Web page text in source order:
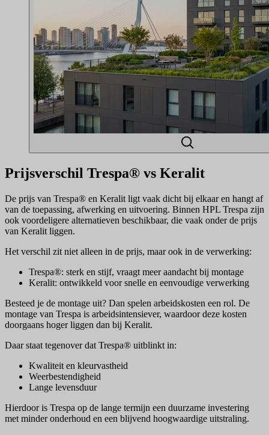
Prijsverschil Trespa® vs Keralit
De prijs van Trespa® en Keralit ligt vaak dicht bij elkaar en hangt af
van de toepassing, afwerking en uitvoering. Binnen HPL Trespa zijn
ook voordeligere alternatieven beschikbaar, die vaak onder de prijs
van Keralit liggen.
Het verschil zit niet alleen in de prijs, maar ook in de verwerking:
Trespa®: sterk en stijf, vraagt meer aandacht bij montage
Keralit: ontwikkeld voor snelle en eenvoudige verwerking
Besteed je de montage uit? Dan spelen arbeidskosten een rol. De
montage van Trespa is arbeidsintensiever, waardoor deze kosten
doorgaans hoger liggen dan bij Keralit.
Daar staat tegenover dat Trespa® uitblinkt in:
Kwaliteit en kleurvastheid
Weerbestendigheid
Lange levensduur
Hierdoor is Trespa op de lange termijn een duurzame investering
met minder onderhoud en een blijvend hoogwaardige uitstraling.